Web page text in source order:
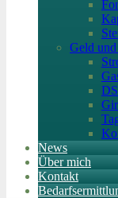
Geld und
News
Über mich
Kontakt